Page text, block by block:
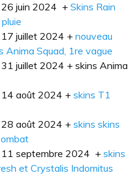
26 juin 2024 + Skins Rain
17 juillet 2024 +nouveau
Anima Squad, 1re vague
juillet 2024 + skins Anima
14 août 2024 + skins T1
28 août 2024 + skins skins
11 septembre 2024 + skins
et Crystalis Indomitus